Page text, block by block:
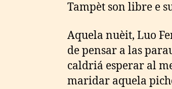
Tampèt son libre e
Aquela nuèit, Luo
de pensar a las
caldriá esperar al
maridar aquela